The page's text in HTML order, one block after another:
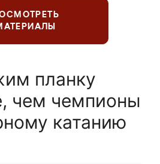
планку
чем чемпионы
катанию